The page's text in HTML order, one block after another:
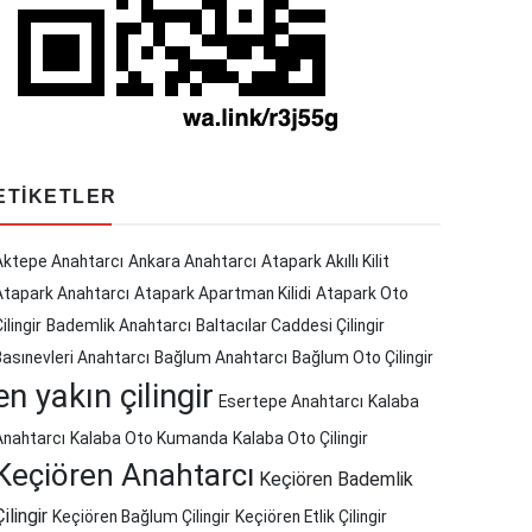
Anahtarcı Ankara Anahtarcı Atapark Akıllı Kilit
Anahtarcı Atapark Apartman Kilidi Atapark Oto
Bademlik Anahtarcı Baltacılar Caddesi Çilingir
Anahtarcı Bağlum Anahtarcı Bağlum Oto Çilingir
yakın çilingir Esertepe Anahtarcı Kalaba
Kalaba Oto Kumanda Kalaba Oto Çilingir
Anahtarcı Keçiören Bademlik
Keçiören Bağlum Çilingir Keçiören Etlik Çilingir